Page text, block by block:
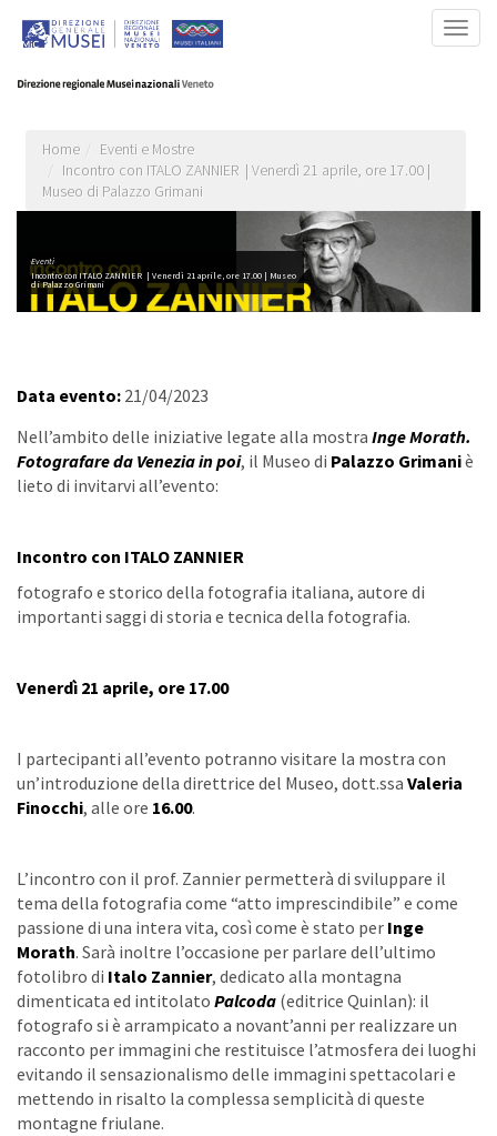
principale
Home
Eventi e Mostre
Incontro con ITALO ZANNIER | Venerdì 21 aprile, ore 17.00 |
Museo di Palazzo Grimani
Eventi
Incontro con ITALO ZANNIER | Venerdì 21 aprile, ore 17.00 | Museo
di Palazzo Grimani
Data evento: 21/04/2023
Nell’ambito delle iniziative legate alla mostra Inge Morath.
Fotografare da Venezia inpoi, il Museo di Palazzo Grimaniè
lieto di invitarvi all’evento:
Incontro con ITALO ZANNIER
fotografo e storico della fotografia italiana, autore di
importanti saggi di storia e tecnica della fotografia.
Venerdì 21 aprile, ore 17.00
I partecipanti all’evento potranno visitare la mostra con
un’introduzione della direttrice del Museo, dott.ssa Valeria
Finocchi, alle ore 16.00.
L’incontro con il prof. Zannier permetterà di sviluppare il
tema della fotografia come “atto imprescindibile” e come
passione di una intera vita, così come è stato per Inge
Morath. Sarà inoltre l’occasione per parlare dell’ultimo
fotolibro di Italo Zannier, dedicato alla montagna
dimenticata ed intitolato Palcoda (editrice Quinlan): il
fotografo si è arrampicato a novant’anni per realizzare un
racconto per immagini che restituisce l’atmosfera dei luoghi
evitando il sensazionalismo delle immagini spettacolari e
mettendo in risalto la complessa semplicità di queste
montagne friulane.